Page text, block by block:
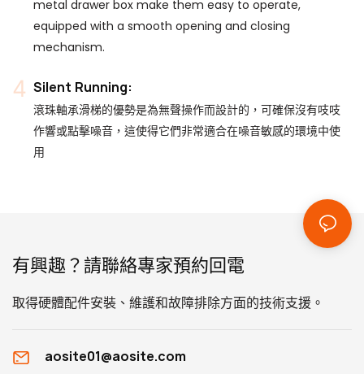
metal drawer box make them easy to operate,
equipped with a smooth opening and closing
mechanism.
Silent Running:
滾珠軸承滑梯的優勢是為無聲操作而設計的，可確保沒有吱吱
作響或點擊噪音，這使得它們非常適合在噪音敏感的環境中使
用
有興趣？請聯絡專家預約回電
取得硬體配件安裝、維護和故障排除方面的技術支援。
aosite01@aosite.com